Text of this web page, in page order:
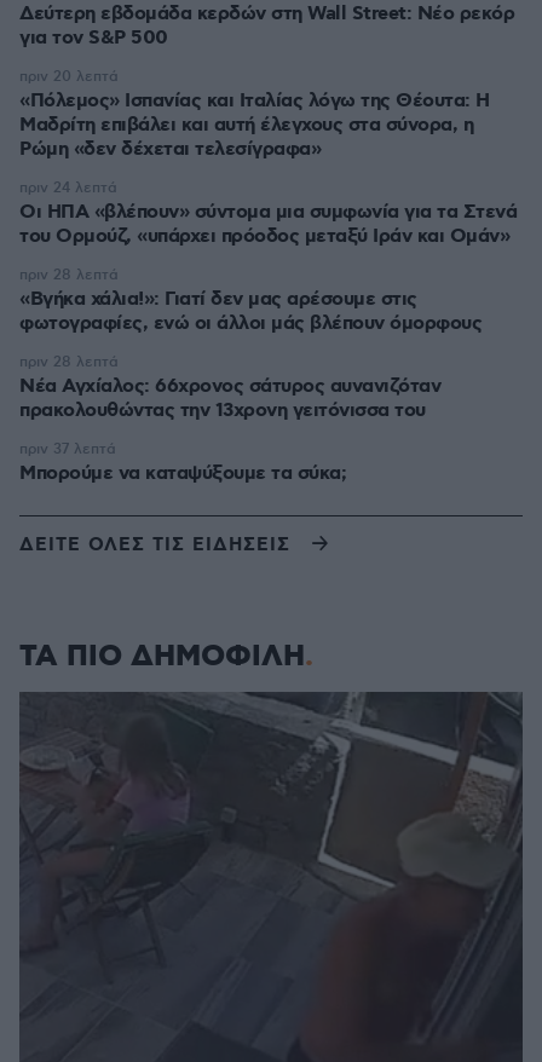
Δεύτερη εβδομάδα κερδών στη Wall Street: Νέο ρεκόρ
για τον S&P 500
«Πόλεμος» Ισπανίας και Ιταλίας λόγω της Θέουτα: Η
Μαδρίτη επιβάλει και αυτή έλεγχους στα σύνορα, η
Ρώμη «δεν δέχεται τελεσίγραφα»
πριν 20 λεπτά
Οι ΗΠΑ «βλέπουν» σύντομα μια συμφωνία για τα Στενά
του Ορμούζ, «υπάρχει πρόοδος μεταξύ Ιράν και Ομάν»
πριν 24 λεπτά
«Βγήκα χάλια!»: Γιατί δεν μας αρέσουμε στις
φωτογραφίες, ενώ οι άλλοι μάς βλέπουν όμορφους
πριν 28 λεπτά
Νέα Αγχίαλος: 66χρονος σάτυρος αυνανιζόταν
πρακολουθώντας την 13χρονη γειτόνισσα του
πριν 28 λεπτά
Μπορούμε να καταψύξουμε τα σύκα;
πριν 37 λεπτά
ΔΕΙΤΕ ΟΛΕΣ ΤΙΣ ΕΙΔΗΣΕΙΣ
ΤΑ ΠΙΟ ΔΗΜΟΦΙΛΗ